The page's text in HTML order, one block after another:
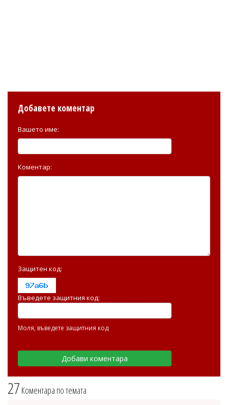
27 Коментара по темата
Добавете коментар
Вашето име:
Коментар:
Защитен код:
Въведете защитния код:
Моля, въведете защитния код